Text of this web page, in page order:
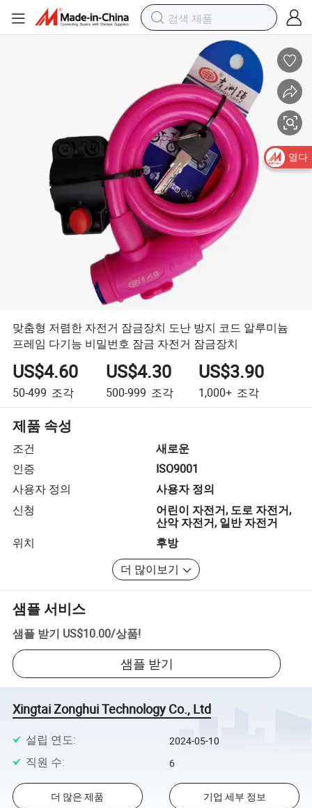
맞춤형 저렴한 자전거 잠금장치 도난 방지 코드 알루미늄 프레임 다기능
맞춤형 저렴한 자전거 잠금장치 도난 방지 코드 알루미늄
프레임 다기능 비밀번호 잠금 자전거 잠금장치
US$4.60
50-499 조각
US$4.30
500-999 조각
US$3.90
1,000+ 조각
제품 속성
조건
새로운
인증
ISO9001
사용자 정의
사용자 정의
신청
어린이 자전거, 도로 자전거,
산악 자전거, 일반 자전거
위치
후방
더 많이보기
샘플 서비스
샘플 받기 US$10.00/상품!
샘플 받기
Xingtai Zonghui Technology Co., Ltd
설립 연도: 2024-05-10
직원 수: 6
더 많은 제품 기업 세부 정보
열다